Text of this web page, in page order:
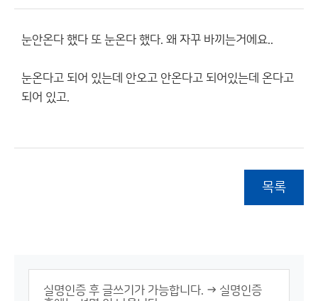
눈안온다 했다 또 눈온다 했다. 왜 자꾸 바끼는거에요..
눈온다고 되어 있는데 안오고 안온다고 되어있는데 온다고
되어 있고.
목록